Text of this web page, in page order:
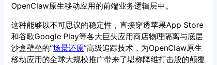
OpenClaw原生移动应用的前端业务逻辑层中。
这种能够以不可思议的稳定性，直接穿透苹果App Store
和谷歌Google Play等各大巨头应用商店物理隔离与底层
沙盒壁垒的“场景还原”高级追踪技术，为OpenClaw原生
移动应用的全球大规模推广带来了堪称降维打击般的颠覆